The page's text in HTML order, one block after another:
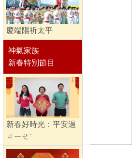
慶端陽祈太平
神氣家族
新春特別節目
新春好時光：平安過
ㄐㄧㄝˊ